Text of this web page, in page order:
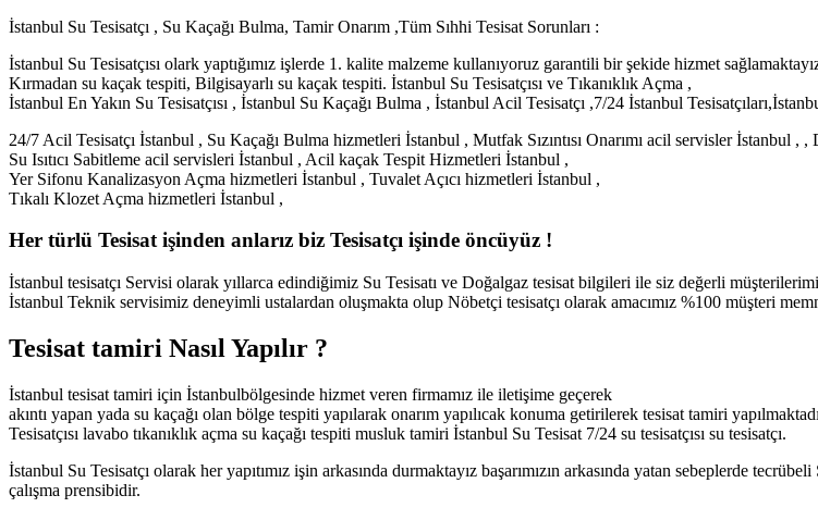
İstanbul Su Tesisatçı , Su Kaçağı Bulma, Tamir Onarım ,Tüm Sıhhi Tesisat Sorunları :
İstanbul Su Tesisatçısı olark yaptığımız işlerde 1. kalite malzeme kullanıyoruz garantili bir şekide hizmet
Kırmadan su kaçak tespiti, Bilgisayarlı su kaçak tespiti. İstanbul Su Tesisatçısı ve Tıkanıklık Açma ,
İstanbul En Yakın Su Tesisatçısı , İstanbul Su Kaçağı Bulma , İstanbul Acil Tesisatçı ,7/24 İstanbul
24/7 Acil Tesisatçı İstanbul , Su Kaçağı Bulma hizmetleri İstanbul , Mutfak Sızıntısı Onarımı acil servisler İstanbul ,
Su Isıtıcı Sabitleme acil servisleri İstanbul , Acil kaçak Tespit Hizmetleri İstanbul ,
Yer Sifonu Kanalizasyon Açma hizmetleri İstanbul , Tuvalet Açıcı hizmetleri İstanbul ,
Tıkalı Klozet Açma hizmetleri İstanbul ,
Her türlü Tesisat işinden anlarız biz Tesisatçı işinde öncüyüz !
İstanbul tesisatçı Servisi olarak yıllarca edindiğimiz Su Tesisatı ve Doğalgaz tesisat bilgileri ile siz değerli
İstanbul Teknik servisimiz deneyimli ustalardan oluşmakta olup Nöbetçi tesisatçı olarak amacımız %100 müşteri
Tesisat tamiri Nasıl Yapılır ?
İstanbul tesisat tamiri için İstanbulbölgesinde hizmet veren firmamız ile iletişime geçerek
akıntı yapan yada su kaçağı olan bölge tespiti yapılarak onarım yapılıcak konuma getirilerek tesisat tamiri
Tesisatçısı lavabo tıkanıklık açma su kaçağı tespiti musluk tamiri İstanbul Su Tesisat 7/24 su tesisatçısı su tesisatçı.
İstanbul Su Tesisatçı olarak her yapıtımız işin arkasında durmaktayız başarımızın arkasında yatan sebeplerde
çalışma prensibidir.